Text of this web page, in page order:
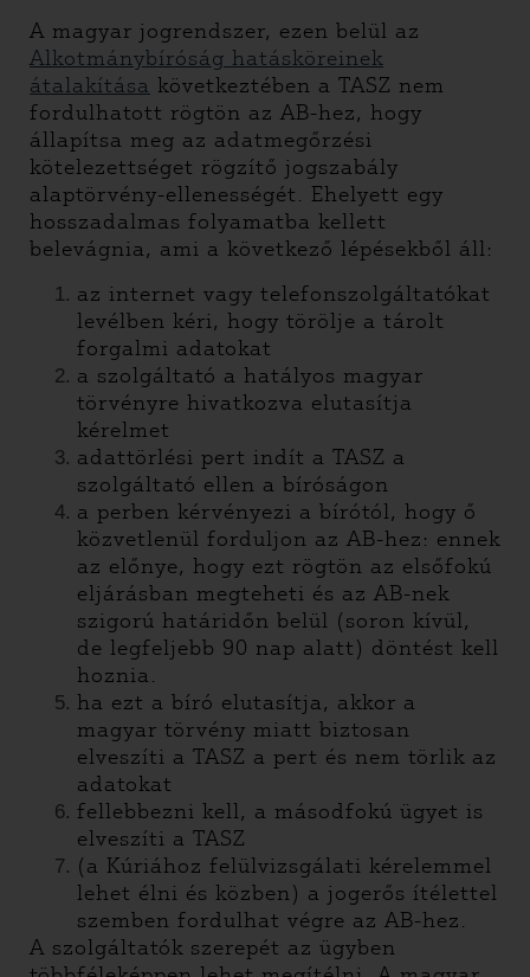
A magyar jogrendszer, ezen belül az
Alkotmánybíróság hatásköreinek
átalakítása következtében a TASZ nem
fordulhatott rögtön az AB-hez, hogy
állapítsa meg az adatmegőrzési
kötelezettséget rögzítő jogszabály
alaptörvény-ellenességét. Ehelyett egy
hosszadalmas folyamatba kellett
belevágnia, ami a következő lépésekből áll:
az internet vagy telefonszolgáltatókat
levélben kéri, hogy törölje a tárolt
forgalmi adatokat
a szolgáltató a hatályos magyar
törvényre hivatkozva elutasítja
kérelmet
adattörlési pert indít a TASZ a
szolgáltató ellen a bíróságon
a perben kérvényezi a bírótól, hogy ő
közvetlenül forduljon az AB-hez: ennek
az előnye, hogy ezt rögtön az elsőfokú
eljárásban megteheti és az AB-nek
szigorú határidőn belül (soron kívül,
de legfeljebb 90 nap alatt) döntést kell
hoznia.
ha ezt a bíró elutasítja, akkor a
magyar törvény miatt biztosan
elveszíti a TASZ a pert és nem törlik az
adatokat
fellebbezni kell, a másodfokú ügyet is
elveszíti a TASZ
(a Kúriához felülvizsgálati kérelemmel
lehet élni és közben) a jogerős ítélettel
szemben fordulhat végre az AB-hez.
A szolgáltatók szerepét az ügyben